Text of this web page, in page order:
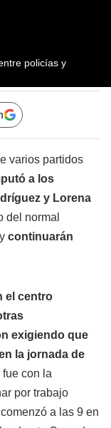
policías y
varios partidos
a los
y Lorena
del normal
continuarán
el centro
exigiendo que
la jornada de
fue con la
por trabajo
a las 9 en